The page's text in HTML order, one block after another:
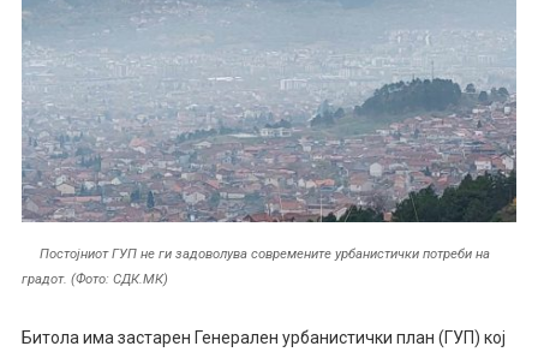
Постојниот ГУП не ги задоволува современите урбанистички потреби на
градот. (Фото: СДК.МК)
Битола има застарен Генерален урбанистички план (ГУП) кој